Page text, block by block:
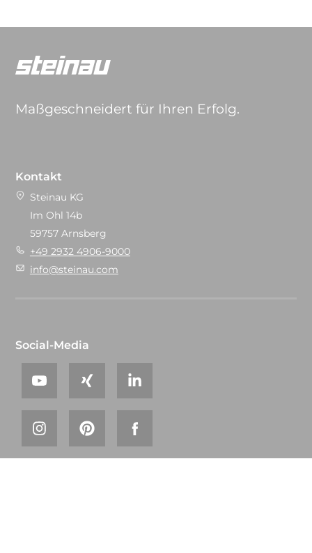
Maßgeschneidert für Ihren Erfolg.
Kontakt
Steinau KG
Im Ohl 14b
59757 Arnsberg
+49 2932 4906-9000
info@steinau.com
Social-Media